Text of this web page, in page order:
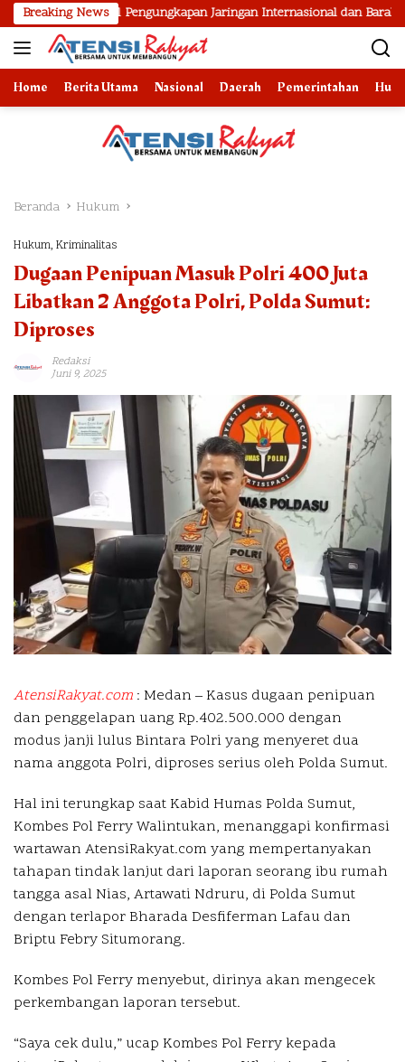
Langsung
ke
konten
Breaking News
Pengungkapan Jaringan Internasional dan Barak Narkoba
Home Berita Utama Nasional Daerah Pemerintahan
Beranda Hukum
Hukum, Kriminalitas
Dugaan Penipuan Masuk Polri 400 Juta
Libatkan 2 Anggota Polri, Polda Sumut:
Diproses
Redaksi
Juni 9, 2025
AtensiRakyat.com : Medan – Kasus dugaan penipuan
dan penggelapan uang Rp.402.500.000 dengan
modus janji lulus Bintara Polri yang menyeret dua
nama anggota Polri, diproses serius oleh Polda Sumut.
Hal ini terungkap saat Kabid Humas Polda Sumut,
Kombes Pol Ferry Walintukan, menanggapi konfirmasi
wartawan AtensiRakyat.com yang mempertanyakan
tahapan tindak lanjut dari laporan seorang ibu rumah
tangga asal Nias, Artawati Ndruru, di Polda Sumut
dengan terlapor Bharada Desfiferman Lafau dan
Briptu Febry Situmorang.
Kombes Pol Ferry menyebut, dirinya akan mengecek
perkembangan laporan tersebut.
“Saya cek dulu,” ucap Kombes Pol Ferry kepada